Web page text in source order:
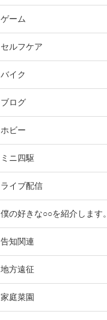
ゲーム
セルフケア
バイク
ブログ
ホビー
ミニ四駆
ライブ配信
僕の好きな○○を紹介します。
告知関連
地方遠征
家庭菜園